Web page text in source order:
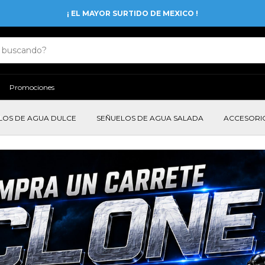
¡ EL MAYOR SURTIDO DE MEXICO !
Promociones
DE AGUA DULCE SEÑUELOS DE AGUA SALADA